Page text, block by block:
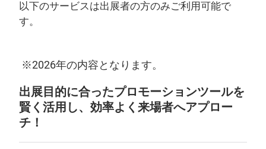
以下のサービスは出展者の方のみご利用可能で
す。
※2026年の内容となります。
出展目的に合ったプロモーションツールを
賢く活用し、効率よく来場者へアプロー
チ！